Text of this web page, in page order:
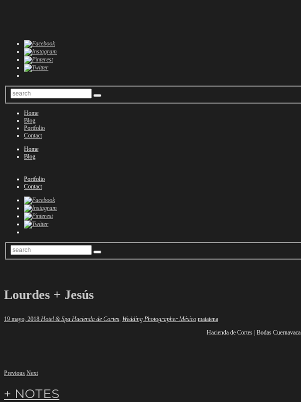
Home
Blog
Portfolio
Contact
Home
Blog
Portfolio
Contact
Lourdes + Jesús
19 mayo, 2018 Hotel & Spa Hacienda de Cortes, Wedding Photographer México Author
matatena
Hacienda de Cortes | Bodas Cuernavaca
Previous Next
+ NOTES